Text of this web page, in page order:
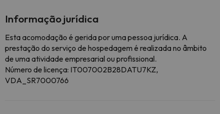
Informação jurídica
Esta acomodação é gerida por uma pessoa jurídica. A
prestação do serviço de hospedagem é realizada no âmbito
de uma atividade empresarial ou profissional.
Número de licença: IT007002B28DATU7KZ,
VDA_SR7000766